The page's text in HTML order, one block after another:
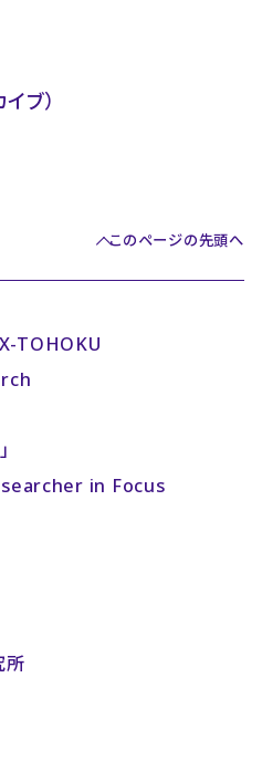
ブ）
このページの先頭へ
TOHOKU
in Focus
所